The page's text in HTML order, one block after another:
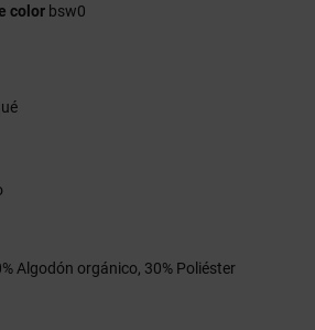
color bsw0
Algodón orgánico, 30% Poliéster